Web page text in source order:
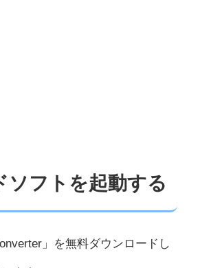
ソフトを起動する
」を無料ダウンロードし